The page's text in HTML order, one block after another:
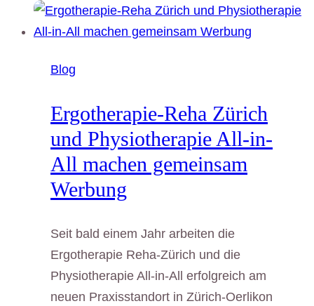
Physio-
und
Oerlikon
Blog
Ergotherapie-Reha Zürich
und Physiotherapie All-in-
All machen gemeinsam
Werbung
Seit bald einem Jahr arbeiten die
Ergotherapie Reha-Zürich und die
Physiotherapie All-in-All erfolgreich am
neuen Praxisstandort in Zürich-Oerlikon